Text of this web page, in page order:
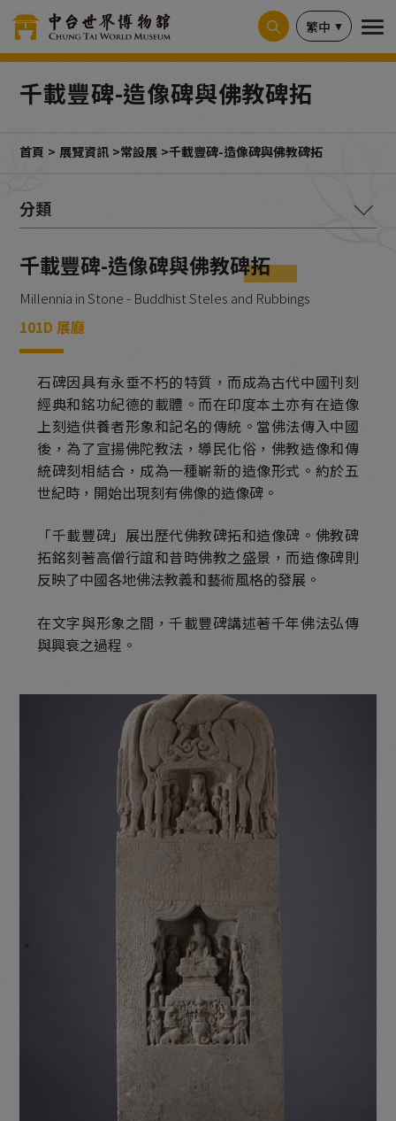
繁中
千載豐碑-造像碑與佛教碑拓
首頁 展覽資訊 常設展 千載豐碑-造像碑與佛教碑拓
古道遺韻-印度佛教造像
寶相莊嚴-歷代石刻造像
千載豐碑-造像碑與佛教碑拓
銘記寫真-古人的生命歷程
翔龍嘉蓮-青州模式造像
古冀遺風-漢白玉佛教造像
經以傳法-佛教經典與傳承
經以傳法-碑林石經
金剛實相-金銅佛造像
古代禪堂情境
時代書魂-歷代書法碑拓
木雕分館：木華流芳
木雕分館：木法造化
木雕分館：漆彩流光
木雕分館：木華乾坤
木雕分館：元明佛教造像
木雕分館：遼金佛教造像
木雕分館：唐宋佛教造像
千載豐碑-造像碑與佛教碑拓
Millennia in Stone - Buddhist Steles and Rubbings
101D 展廳
石碑因具有永垂不朽的特質，而成為古代中國刊刻
經典和銘功紀德的載體。而在印度本土亦有在造像
上刻造供養者形象和記名的傳統。當佛法傳入中國
後，為了宣揚佛陀教法，導民化俗，佛教造像和傳
統碑刻相結合，成為一種嶄新的造像形式。約於五
世紀時，開始出現刻有佛像的造像碑。
「千載豐碑」展出歷代佛教碑拓和造像碑。佛教碑
拓銘刻著高僧行誼和昔時佛教之盛景，而造像碑則
反映了中國各地佛法教義和藝術風格的發展。
在文字與形象之間，千載豐碑講述著千年佛法弘傳
與興衰之過程。
Cookie管理面板